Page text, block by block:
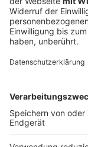
Bei Problemen
der App sich
Anzeige